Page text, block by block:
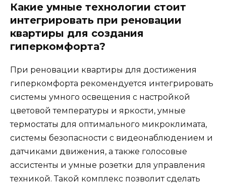
Какие умные технологии стоит
интегрировать при реновации
квартиры для создания
гиперкомфорта?
При реновации квартиры для достижения
гиперкомфорта рекомендуется интегрировать
системы умного освещения с настройкой
цветовой температуры и яркости, умные
термостаты для оптимального микроклимата,
системы безопасности с видеонаблюдением и
датчиками движения, а также голосовые
ассистенты и умные розетки для управления
техникой. Такой комплекс позволит сделать